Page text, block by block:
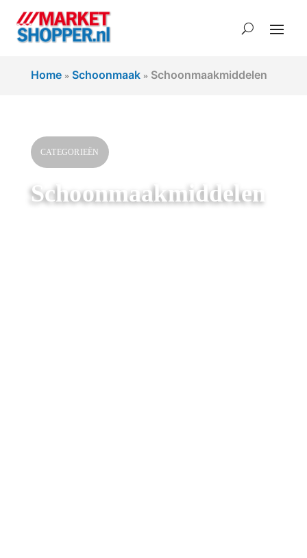
Home» Schoonmaak» Schoonmaakmiddelen
CATEGORIEËN
Schoonmaakmiddelen